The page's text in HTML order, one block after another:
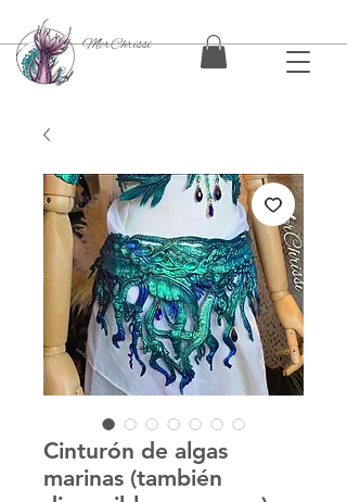
MerChrissi
Cinturón de algas
marinas (también